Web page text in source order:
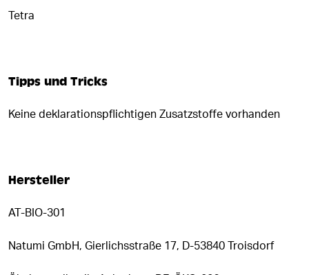
Tetra
Tipps und Tricks
Keine deklarationspflichtigen Zusatzstoffe vorhanden
Hersteller
AT-BIO-301
Natumi GmbH, Gierlichsstraße 17, D-53840 Troisdorf